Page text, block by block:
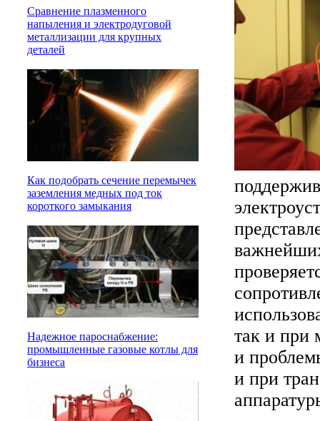
Сравнение плазменного
напыления и электродуговой
металлизации для крупных
деталей
Как подобрать сечение перемычек
заземления медных под ток
короткого замыкания
Надежное пароснабжение:
промышленные газовые котлы для
бизнеса
так и при
и
и при